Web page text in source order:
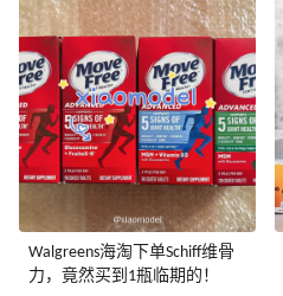
Walgreens海淘下单Schiff维骨
力，竟然买到1瓶临期的！